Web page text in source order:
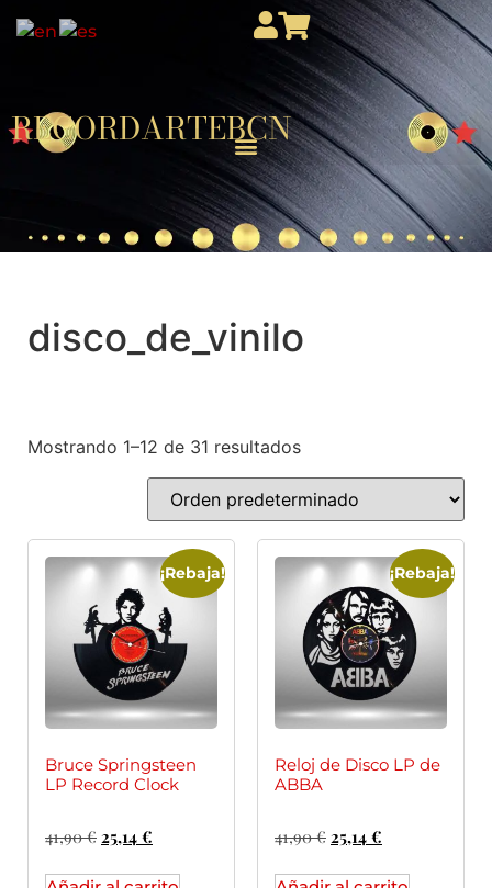
RECORDARTEBCN
disco_de_vinilo
Mostrando 1–12 de 31 resultados
¡Rebaja!
Bruce Springsteen
LP Record Clock
41,90€ 25,14 €
¡Rebaja!
Reloj de Disco LP de
ABBA
41,90€ 25,14 €